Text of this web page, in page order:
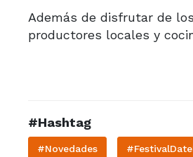
Además de disfrutar de
productores locales y
#Hashtag
#Novedades